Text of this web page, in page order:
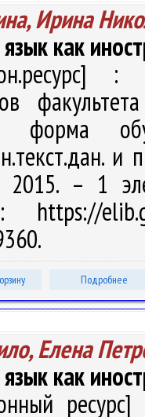
Ирина
язык как
:
форма
2015. – 1
https://
Подробнее
Елена
язык как